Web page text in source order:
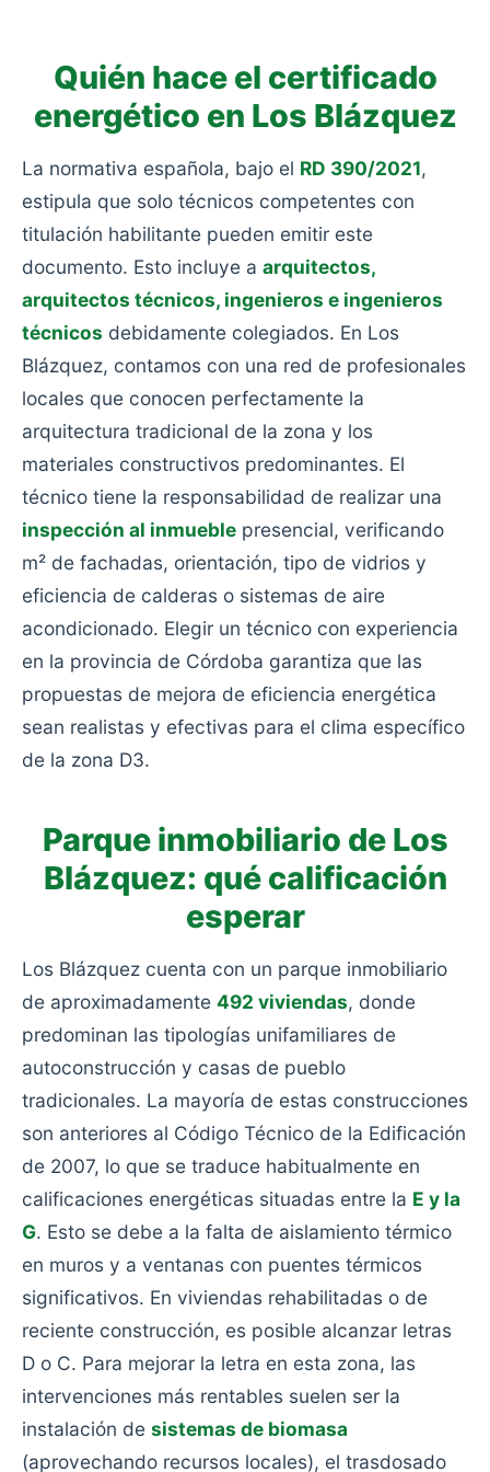
Quién hace el certificado
energético en Los Blázquez
La normativa española, bajo el RD 390/2021,
estipula que solo técnicos competentes con
titulación habilitante pueden emitir este
documento. Esto incluye a arquitectos,
arquitectos técnicos, ingenieros e ingenieros
técnicos debidamente colegiados. En Los
Blázquez, contamos con una red de profesionales
locales que conocen perfectamente la
arquitectura tradicional de la zona y los
materiales constructivos predominantes. El
técnico tiene la responsabilidad de realizar una
inspección al inmueble presencial, verificando
m² de fachadas, orientación, tipo de vidrios y
eficiencia de calderas o sistemas de aire
acondicionado. Elegir un técnico con experiencia
en la provincia de Córdoba garantiza que las
propuestas de mejora de eficiencia energética
sean realistas y efectivas para el clima específico
de la zona D3.
Parque inmobiliario de Los
Blázquez: qué calificación
esperar
Los Blázquez cuenta con un parque inmobiliario
de aproximadamente 492 viviendas, donde
predominan las tipologías unifamiliares de
autoconstrucción y casas de pueblo
tradicionales. La mayoría de estas construcciones
son anteriores al Código Técnico de la Edificación
de 2007, lo que se traduce habitualmente en
calificaciones energéticas situadas entre la E y la
G. Esto se debe a la falta de aislamiento térmico
en muros y a ventanas con puentes térmicos
significativos. En viviendas rehabilitadas o de
reciente construcción, es posible alcanzar letras
D o C. Para mejorar la letra en esta zona, las
intervenciones más rentables suelen ser la
instalación de sistemas de biomasa
(aprovechando recursos locales), el trasdosado